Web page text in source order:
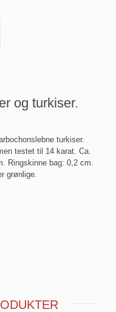
og turkiser.
turkiser.
testet til 14 karat. Ca.
Ringskinne bag: 0,2 cm.
grønlige.